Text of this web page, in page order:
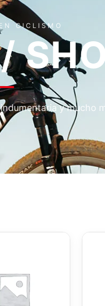
CICLISMO
y mucho